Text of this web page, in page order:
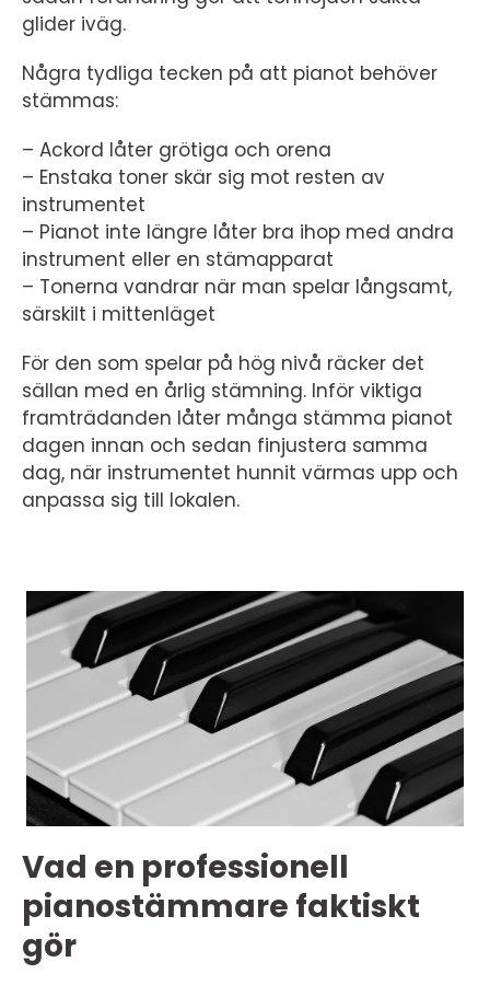
glider iväg.
Några tydliga tecken på att pianot behöver
stämmas:
– Ackord låter grötiga och orena
– Enstaka toner skär sig mot resten av
instrumentet
– Pianot inte längre låter bra ihop med andra
instrument eller en stämapparat
– Tonerna vandrar när man spelar långsamt,
särskilt i mittenläget
För den som spelar på hög nivå räcker det
sällan med en årlig stämning. Inför viktiga
framträdanden låter många stämma pianot
dagen innan och sedan finjustera samma
dag, när instrumentet hunnit värmas upp och
anpassa sig till lokalen.
Vad en professionell
pianostämmare faktiskt
gör